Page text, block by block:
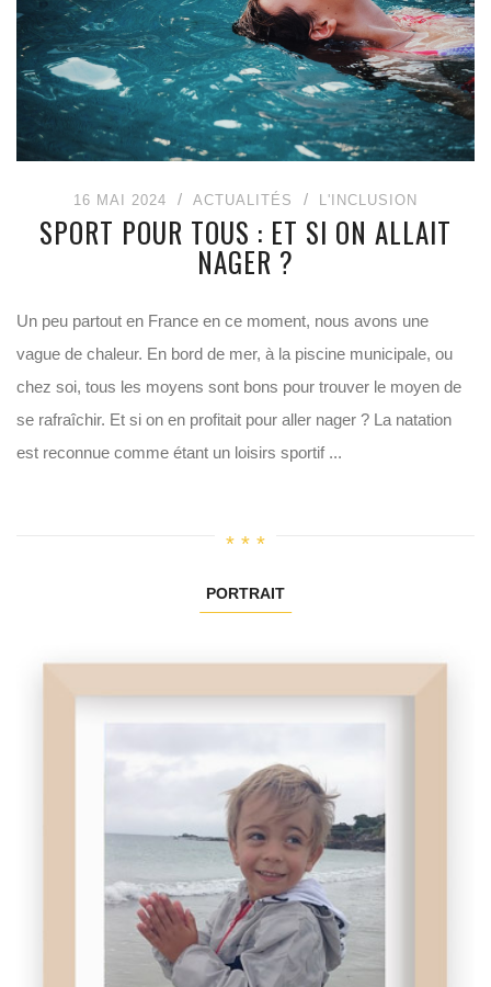
16 MAI 2024 ACTUALITÉS L'INCLUSION
SPORT POUR TOUS : ET SI ON ALLAIT
NAGER ?
Un peu partout en France en ce moment, nous avons une
vague de chaleur. En bord de mer, à la piscine municipale, ou
chez soi, tous les moyens sont bons pour trouver le moyen de
se rafraîchir. Et si on en profitait pour aller nager ? La natation
est reconnue comme étant un loisirs sportif ...
PORTRAIT